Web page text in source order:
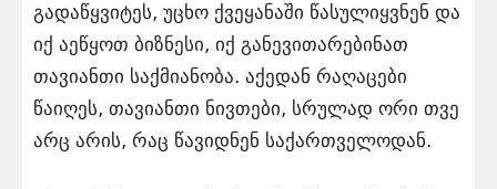
გადაწყვიტეს, უცხო ქვეყანაში წასულიყვნენ და
იქ აეწყოთ ბიზნესი, იქ განევითარებინათ
თავიანთი საქმიანობა. აქედან რაღაცები
წაიღეს, თავიანთი ნივთები, სრულად ორი თვე
არც არის, რაც წავიდნენ საქართველოდან.